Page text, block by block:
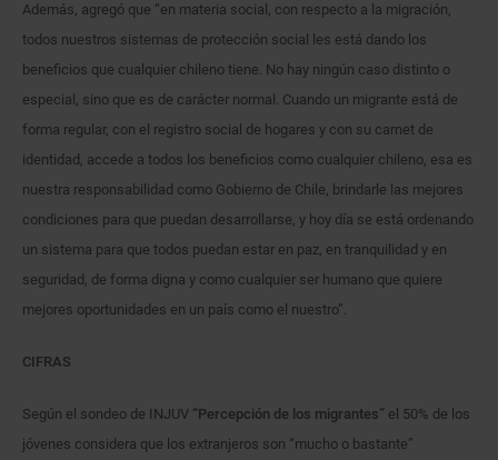
Además, agregó que “en materia social, con respecto a la migración,
todos nuestros sistemas de protección social les está dando los
beneficios que cualquier chileno tiene. No hay ningún caso distinto o
especial, sino que es de carácter normal. Cuando un migrante está de
forma regular, con el registro social de hogares y con su carnet de
identidad, accede a todos los beneficios como cualquier chileno, esa es
nuestra responsabilidad como Gobierno de Chile, brindarle las mejores
condiciones para que puedan desarrollarse, y hoy día se está ordenando
un sistema para que todos puedan estar en paz, en tranquilidad y en
seguridad, de forma digna y como cualquier ser humano que quiere
mejores oportunidades en un país como el nuestro”.
CIFRAS
Según el sondeo de INJUV “Percepción de los migrantes” el 50% de los
jóvenes considera que los extranjeros son “mucho o bastante”